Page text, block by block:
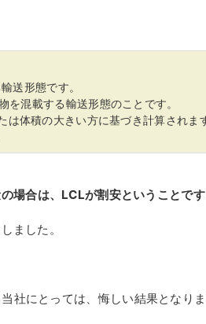
送形態です。
混載する輸送形態のことです。
体積の大きい方に基づき計算されま
場合は、LCLが割安ということです
ました。
社にとっては、悔しい結果となり